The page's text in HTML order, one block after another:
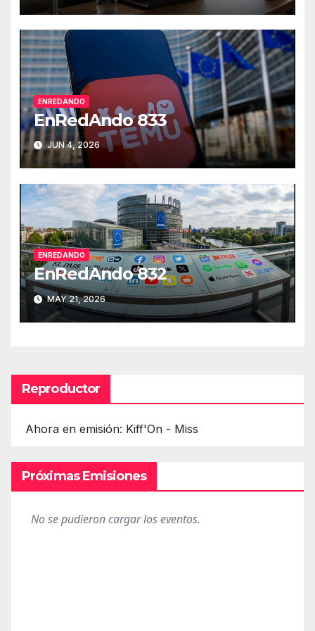
ENREDANDO
EnRedAndo 833
JUN 4, 2026
ENREDANDO
EnRedAndo 832
MAY 21, 2026
Reproductor
Ahora en emisión: Kiff'On - Miss
Próximas Emisiones